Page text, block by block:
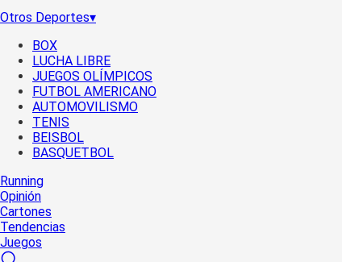
Otros Deportes▾
BOX
LUCHA LIBRE
JUEGOS OLÍMPICOS
FUTBOL AMERICANO
AUTOMOVILISMO
TENIS
BEISBOL
BASQUETBOL
Running
Opinión
Cartones
Tendencias
Juegos